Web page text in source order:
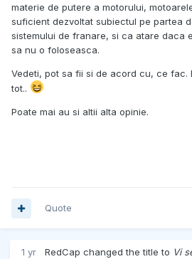
materie de putere a motorului,
suficient dezvoltat subiectul pe partea
sistemului de franare, si ca atare daca
sa nu o foloseasca.
Vedeti, pot sa fii si de acord cu, ce fac.
tot..
Poate mai au si altii alta opinie.
Quote
1 yr RedCap changed the title to Vi